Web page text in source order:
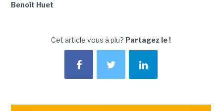
Benoît Huet
Cet article vous a plu? Partagez le !